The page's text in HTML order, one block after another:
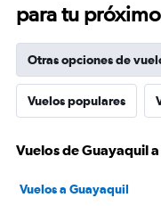
para tu
Otras opciones de
Vuelos populares
Vuelos de Guayaquil
Vuelos a Guayaquil